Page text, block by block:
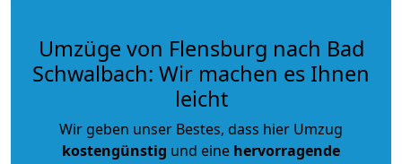
Umzüge von Flensburg nach Bad
Schwalbach: Wir machen es Ihnen
leicht
Wir geben unser Bestes, dass hier Umzug
kostengünstig und eine hervorragende